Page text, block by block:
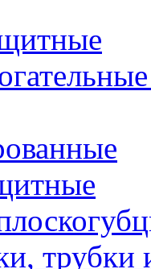
трубки